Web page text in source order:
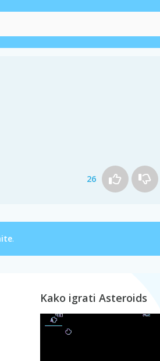
26
.
Kako igrati Asteroids